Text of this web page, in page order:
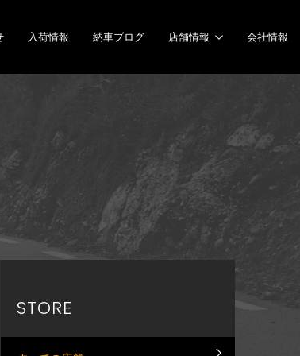
入荷情報 納車ブログ 店舗情報 会社情報
STORE